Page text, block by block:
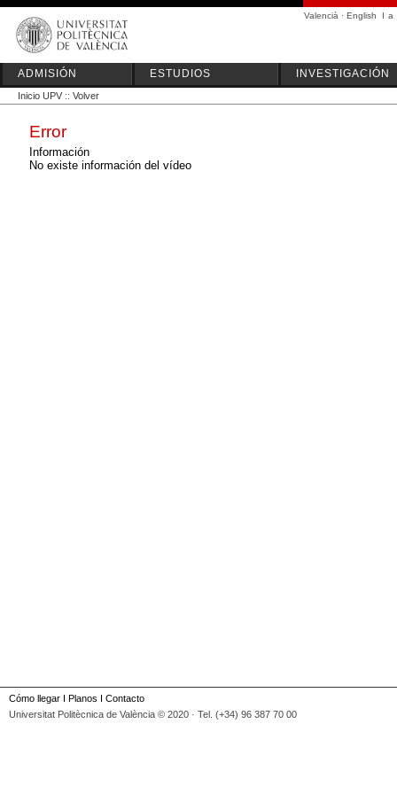
Valencià · English I a
ADMISIÓN ESTUDIOS INVESTIGACIÓN
Inicio UPV :: Volver
Error
Información
No existe información del vídeo
Cómo llegar I Planos I Contacto
Universitat Politècnica de València © 2020 · Tel. (+34) 96 387 70 00